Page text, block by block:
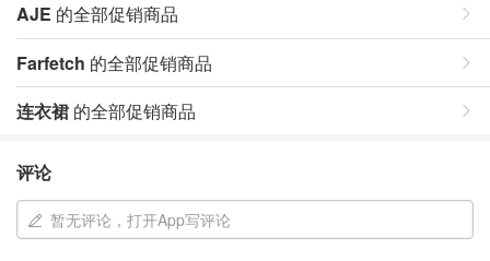
AJE 的全部促销商品
Farfetch 的全部促销商品
连衣裙 的全部促销商品
评论
暂无评论，打开App写评论